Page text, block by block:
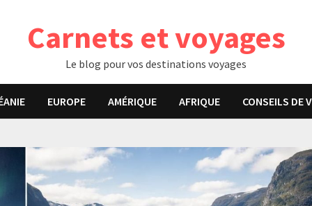
Carnets et voyages
Le blog pour vos destinations voyages
EUROPE AMÉRIQUE AFRIQUE CONSEILS DE